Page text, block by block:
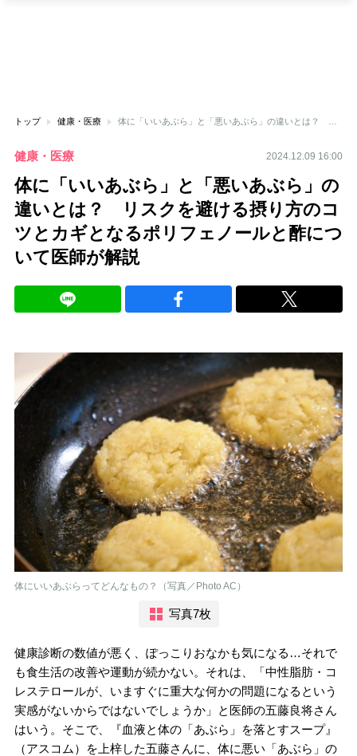
トップ 健康・医療
健康・医療 2024.12.09 16:00
体に「いいあぶら」と「悪いあぶら」の
違いとは？ リスクを避ける摂り方のコ
ツとカギとなるポリフェノールと酢につ
いて医師が解説
体にいいあぶらってどんなもの？（写真／Photo AC）
写真7枚
健康診断の数値が悪く、ぽっこりおなかも気になる…それで
も食生活の改善や運動が続かない。それは、「中性脂肪・コ
レステロールが、いますぐに重大な何かの問題になるという
実感がないからではないでしょうか」と医師の五藤良将さん
はいう。そこで、『血液と体の「あぶら」を落とすスープ』
（アスコム）を上梓した五藤さんに、体に悪い「あぶら」の